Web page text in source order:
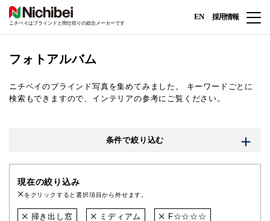
ニチベイはブラインドと間仕切りの総合メーカーです
EN 採用情報
フォトアルバム
ニチベイのブラインド写真を集めてみました。
キーワードごとに
検索もできますので、インテリアの参考にご覧ください。
条件で絞り込む
現在の絞り込み
をクリックすると選択項目から外せます。
掃き出し窓 ミディアム F☆☆☆☆